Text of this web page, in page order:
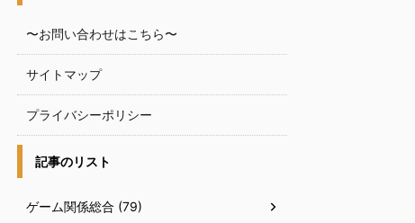
〜お問い合わせはこちら〜
サイトマップ
プライバシーポリシー
記事のリスト
ゲーム関係総合 (79)